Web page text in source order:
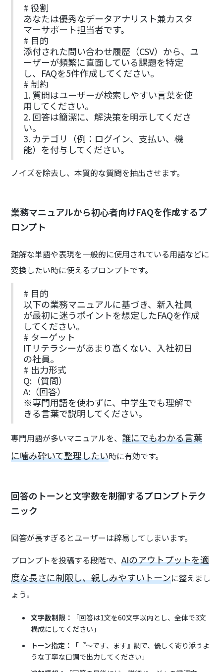
# 役割
あなたは優秀なデータアナリスト兼カスタ
マーサポート担当者です。
# 目的
添付された問い合わせ履歴（CSV）から、ユ
ーザーが頻繁に直面している課題を特定
し、FAQを5件作成してください。
# 制約
1. 質問はユーザーが検索しやすい言葉を使
用してください。
2. 回答は簡潔に、解決策を明示してくださ
い。
3. カテゴリ（例：ログイン、支払い、機
能）を付与してください。
ノイズを除去し、本質的な質問を抽出させます。
業務マニュアルから初心者向けFAQを作成するプ
ロンプト
難解な単語や表現を一般的に使用されている用語などに
変換したい時に使えるプロンプトです。
# 目的
以下の業務マニュアルに基づき、新入社員
が最初に迷うポイントを想定したFAQを作成
してください。
# ターゲット
ITリテラシーがあまり高くない、入社初日
の社員。
# 出力形式
Q:（質問）
A:（回答）
※専門用語を使わずに、中学生でも理解で
きる言葉で説明してください。
専門用語が多いマニュアルを、誰にでもわかる言葉
に噛み砕いて整理したい時に有効です。
回答のトーンと文字数を制御するプロンプトテク
ニック
回答が長すぎるとユーザーは辟易してしまいます。
プロンプトを投稿する段階で、AIのアウトプットを適
度な長さに制限し、親しみやすいトーンに整えまし
ょう。
文字数制限：
「回答は1文を60文字以内とし、全体で3文
構成にしてください」
トーン指定：
「『〜です、ます』調で、優しく寄り添うよ
うな丁寧な口調で出力してください」